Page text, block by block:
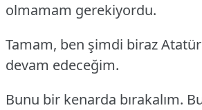
olmamam gerekiyordu.
Tamam, ben şimdi biraz
devam edeceğim.
Bunu bir kenarda bırakalım.